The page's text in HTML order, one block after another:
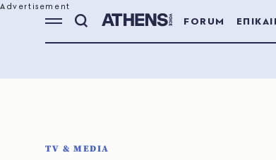
FORUM
TV & MEDIA